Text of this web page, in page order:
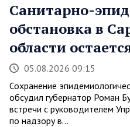
Санитарно-
обстановка в
области
05.08.2026 09:15
Сохранение
обсудил губернатор Роман
встречи с руководителем
по надзору в…